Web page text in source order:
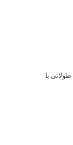
چاه آب طولانی با